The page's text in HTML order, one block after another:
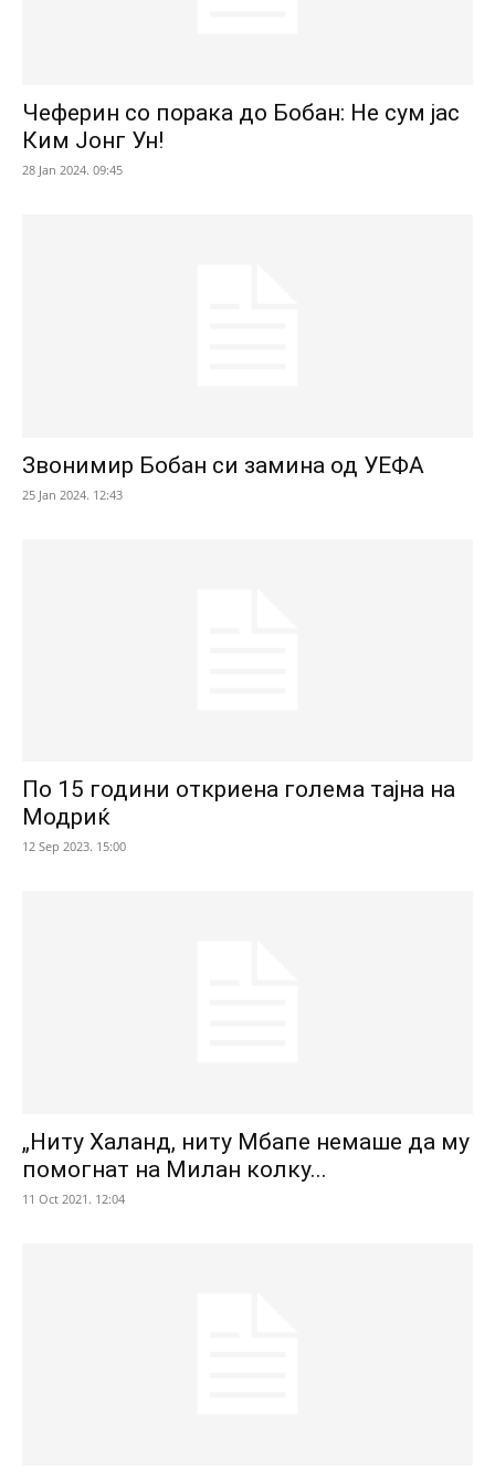
Чеферин со порака до Бобан: Не сум јас
Ким Јонг Ун!
28 Jan 2024. 09:45
Звонимир Бобан си замина од УЕФА
25 Jan 2024. 12:43
По 15 години откриена голема тајна на
Модриќ
12 Sep 2023. 15:00
„Ниту Халанд, ниту Мбапе немаше да му
помогнат на Милан колку...
11 Oct 2021. 12:04